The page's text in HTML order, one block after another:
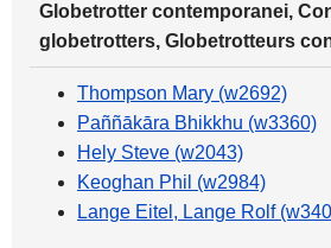
Globetrotter contemporanei,
globetrotters, Globetrotteurs
Thompson Mary (w2692)
Paññākāra Bhikkhu (w3360)
Hely Steve (w2043)
Keoghan Phil (w2984)
Lange Eitel, Lange Rolf